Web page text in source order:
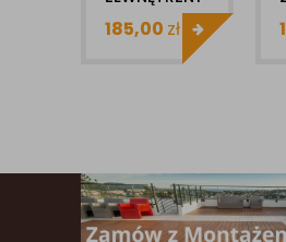
UH51 1SZT DO
SYSTEMU
185,00 zł